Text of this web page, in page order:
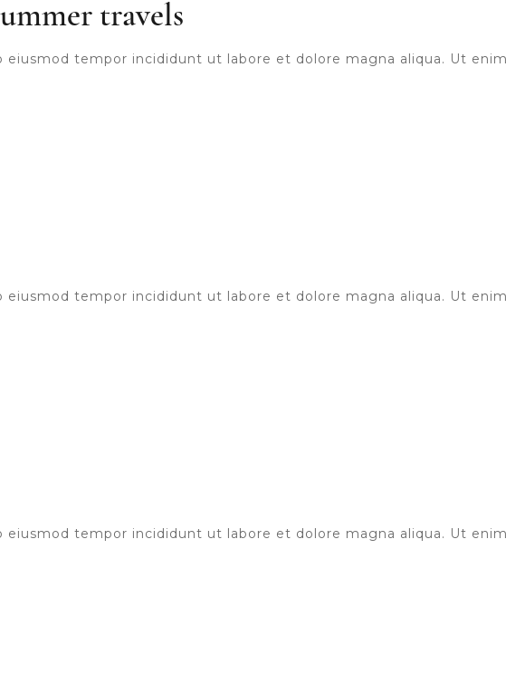
travels
tempor incididunt ut labore et dolore magna aliqua. Ut
tempor incididunt ut labore et dolore magna aliqua. Ut
tempor incididunt ut labore et dolore magna aliqua. Ut